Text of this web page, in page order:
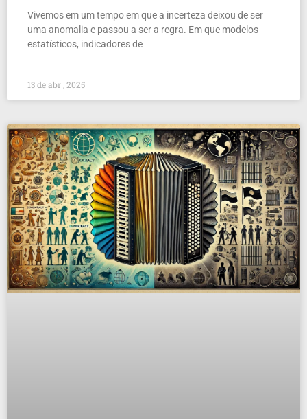
Vivemos em um tempo em que a incerteza deixou de ser
uma anomalia e passou a ser a regra. Em que modelos
estatísticos, indicadores de
13 de abr , 2025